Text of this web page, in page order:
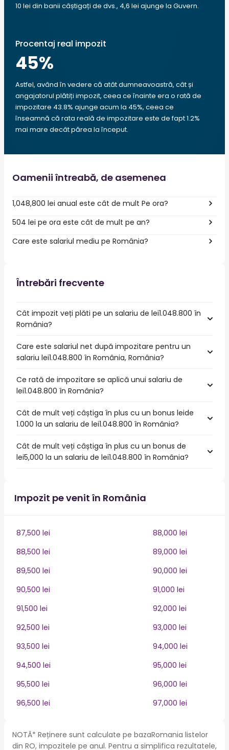
10 lei din banii câștigați de dvs., 4,6 lei ajunge la Guvern.
Procentaj real impozit
45%
Astfel, având în vedere că atât dumneavoastră, cât și
angajatorul plătiți impozit, ceea ce înainte era o rată de
impozitare 43.8% ajunge acum la 45%, ceea ce
înseamnă că rata reală de impozitare este de fapt 1.2%
mai mare decât părea la început.
Oamenii întreabă, de asemenea
1,048,800 lei anual este cât de mult Pe ora?
504 lei pe ora este cât de mult pe an?
Care este salariul mediu pe România?
Întrebări frecvente
Cât impozit veți plăti pe un salariu de lei1.048.800 în
România?
Care este salariul net după impozitare pentru un
salariu lei1.048.800 în România, România?
Ce rată de impozitare se aplică unui salariu de
lei1.048.800 în România?
Cât de mult veți câștiga în plus cu un bonus leide
1.000 la un salariu de lei1.048.800 în România?
Cât de mult veți câștiga în plus cu un bonus de
lei5,000 la un salariu de lei1.048.800 în România?
Impozit pe venit în România
87,500 lei
88,000 lei
88,500 lei
89,000 lei
89,500 lei
90,000 lei
90,500 lei
91,000 lei
91,500 lei
92,000 lei
92,500 lei
93,000 lei
93,500 lei
94,000 lei
94,500 lei
95,000 lei
95,500 lei
96,000 lei
96,500 lei
97,000 lei
NOTĂ* Reținere sunt calculate pe bazaRomania listelor
din RO, impozitele pe anul. Pentru a simplifica rezultatele,